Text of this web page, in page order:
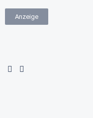
Anzeige